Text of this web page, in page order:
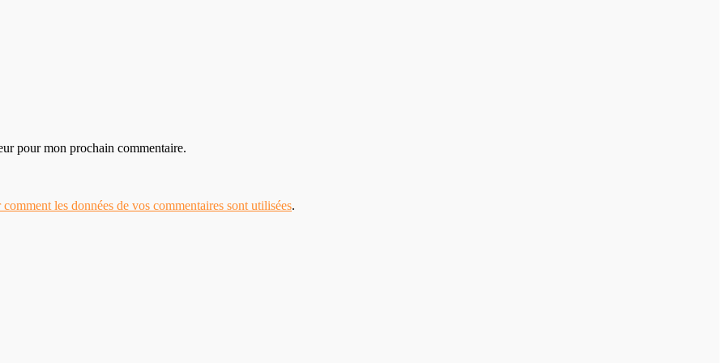
pour mon prochain commentaire.
les données de vos commentaires sont utilisées.